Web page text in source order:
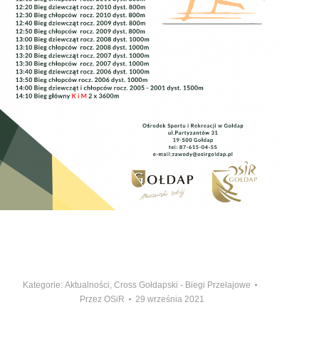
Kategorie: Aktualności, Cross Gołdapski - Biegi Przełajowe
Przez OSiR 29 września 2021